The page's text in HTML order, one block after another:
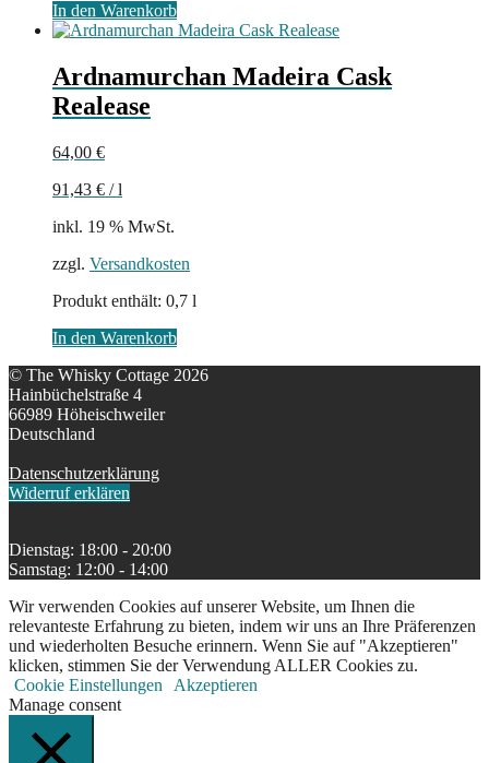
In den Warenkorb
Ardnamurchan Madeira Cask
Realease
64,00 €
91,43 € /l
inkl. 19 % MwSt.
zzgl. Versandkosten
Produkt enthält: 0,7 l
In den Warenkorb
© The Whisky Cottage 2026
Hainbüchelstraße 4
66989 Höheischweiler
Deutschland
Datenschutzerklärung
Widerruf erklären
Dienstag: 18:00 - 20:00
Samstag: 12:00 - 14:00
Wir verwenden Cookies auf unserer Website, um Ihnen die
relevanteste Erfahrung zu bieten, indem wir uns an Ihre Präferenzen
und wiederholten Besuche erinnern. Wenn Sie auf "Akzeptieren"
klicken, stimmen Sie der Verwendung ALLER Cookies zu.
Cookie Einstellungen
Akzeptieren
Manage consent